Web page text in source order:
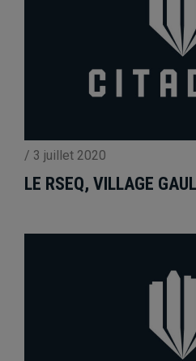
/ 3 juillet 2020
LE RSEQ, VILLAGE